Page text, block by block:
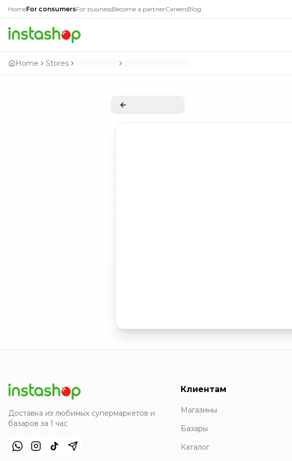
HomeFor consumersFor businessBecome a partnerCareersBlog
Home Stores
Доставка из любимых супермаркетов и
базаров за 1 час
Клиентам
Магазины
Базары
Каталог